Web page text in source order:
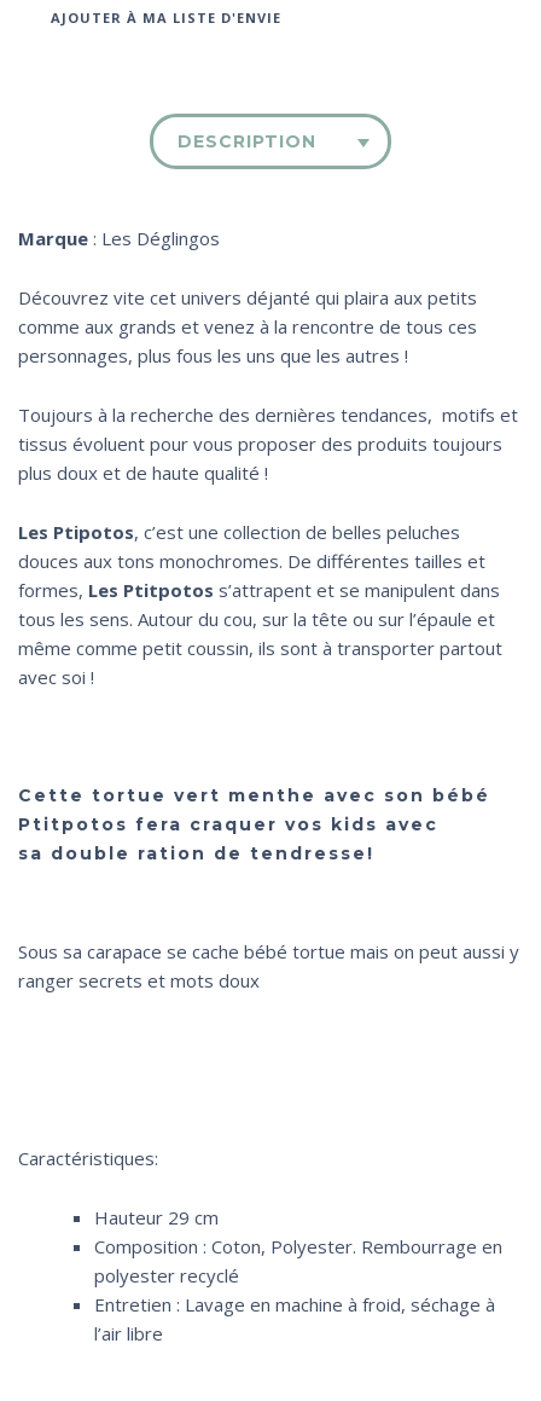
AJOUTER À MA LISTE D'ENVIE
DESCRIPTION
Marque : Les Déglingos
Découvrez vite cet univers déjanté qui plaira aux petits
comme aux grands et venez à la rencontre de tous ces
personnages, plus fous les uns que les autres !
Toujours à la recherche des dernières tendances, motifs et
tissus évoluent pour vous proposer des produits toujours
plus doux et de haute qualité !
Les Ptipotos, c’est une collection de belles peluches
douces aux tons monochromes. De différentes tailles et
formes, Les Ptitpotos s’attrapent et se manipulent dans
tous les sens. Autour du cou, sur la tête ou sur l’épaule et
même comme petit coussin, ils sont à transporter partout
avec soi !
Cette tortue vert menthe avec son bébé
Ptitpotos fera craquer vos kids avec
sa double ration de tendresse!
Sous sa carapace se cache bébé tortue mais on peut aussi y
ranger secrets et mots doux
Caractéristiques:
Hauteur 29 cm
Composition : Coton, Polyester. Rembourrage en
polyester recyclé
Entretien : Lavage en machine à froid, séchage à
l’air libre